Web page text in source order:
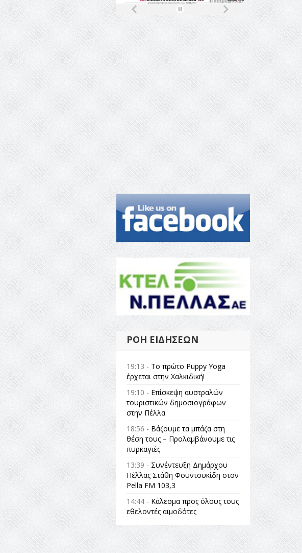
ΡΟΉ ΕΙΔΉΣΕΩΝ
19:13 - Το πρώτο Puppy Yoga
έρχεται στην Χαλκιδική!
19:10 - Επίσκεψη αυστραλών
τουριστικών δημοσιογράφων
στην Πέλλα
18:56 - Βάζουμε τα μπάζα στη
θέση τους – Προλαμβάνουμε τις
πυρκαγιές
13:39 - Συνέντευξη Δημάρχου
Πέλλας Στάθη Φουντουκίδη στον
Pella FM 103,3
14:44 - Κάλεσμα προς όλους τους
εθελοντές αιμοδότες
14:23 -Όλη η Ελλάδα ένας
πολιτισμός Μουσική
εγκατάσταση Πόλεμος και